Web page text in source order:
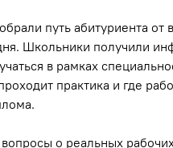
путь абитуриента от
Школьники получили
в рамках
практика и где
о реальных